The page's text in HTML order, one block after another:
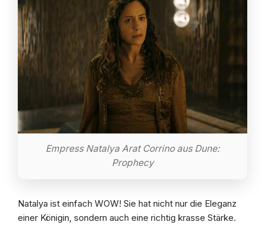
Empress Natalya Arat Corrino aus Dune:
Prophecy
Natalya ist einfach WOW! Sie hat nicht nur die Eleganz
einer Königin, sondern auch eine richtig krasse Stärke.